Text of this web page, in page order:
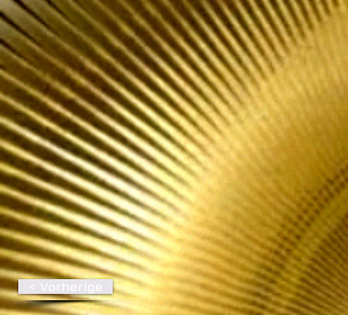
< Vorherige